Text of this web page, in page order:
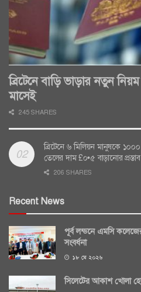
ব্রিটেনে বাড়ি ভাড়ার নতুন
মাসেই
245 SHARES
ব্রিটেনে ৬ মিলিয়ন মানুষকে
তেলের দাম £০•৫ বাড়ানোর প্রস্তাব
206 SHARES
Recent News
পূর্ব লন্ডনে এমসি
সংবর্ধনা
১৮ মে ২০২৬
সিলেটের আকাশ খোলা